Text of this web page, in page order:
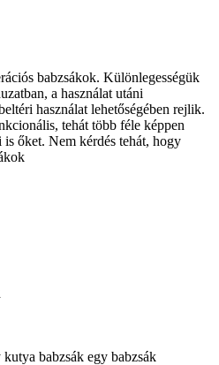
babzsákok. Különlegességük
a használat utáni
használat lehetőségében rejlik.
tehát több féle képpen
őket. Nem kérdés tehát, hogy
babzsák egy babzsák